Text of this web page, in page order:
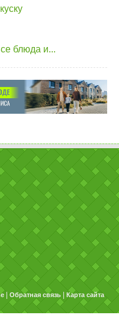
блюда и...
Обратная связь Карта сайта